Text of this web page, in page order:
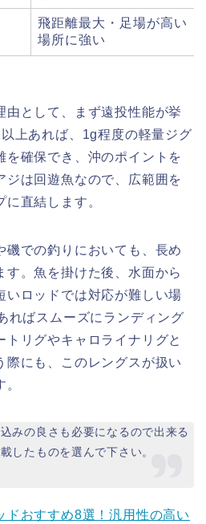
飛距離最大・足場が高い
場所に強い
由として、まず遠投性能が挙
上あれば、1g程度の軽量ジグ
を確保でき、沖のポイントを
ジは回遊魚なので、広範囲を
直結します。
磯での釣りにおいても、長め
す。魚を掛けた後、水面から
いロッドでは対応が難しい場
ればスムーズにランディング
トリグやキャロライナリグと
際にも、このレングスが扱い
みの良さも必要になるので出来る
したものを選んで下さい。
ドおすすめ8選！汎用性の高い